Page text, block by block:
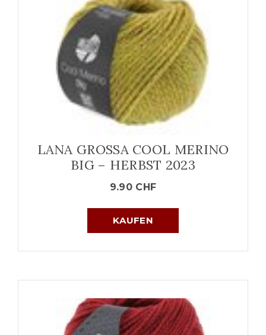
LANA GROSSA COOL MERINO
BIG – HERBST 2023
9.90 CHF
KAUFEN